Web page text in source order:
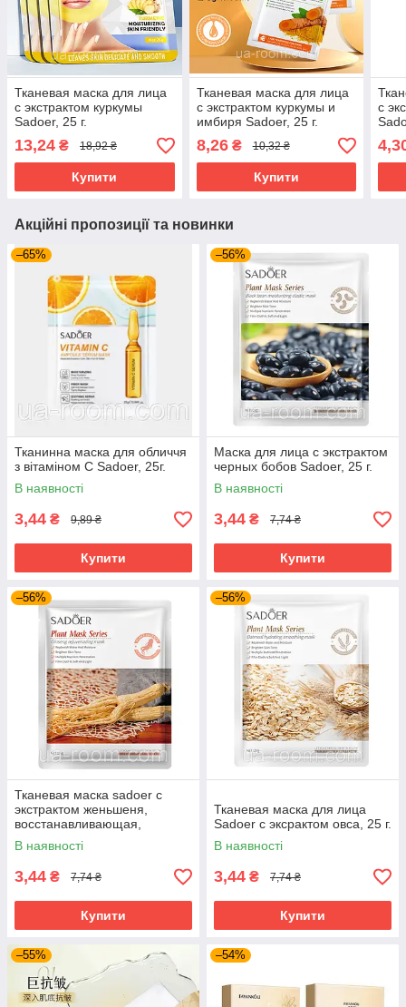
Тканевая маска для лица
с экстрактом куркумы
Sadoer, 25 г.
13,24 ₴ 18,92 ₴
Купити
Тканевая маска для лица
с экстрактом куркумы и
имбиря Sadoer, 25 г.
8,26₴ 10,32 ₴
Купити
с
Акційні пропозиції та новинки
–65%
Тканинна маска для обличчя
з вітаміном С Sadoer, 25г.
В наявності
3,44 ₴ 9,89 ₴
Купити
–56%
Маска для лица с экстрактом
черных бобов Sadoer, 25 г.
В наявності
3,44 ₴ 7,74 ₴
Купити
–56%
Тканевая маска sadoer с
экстрактом женьшеня,
восстанавливающая,
тонизирующая, 25 г.
В наявності
3,44 ₴ 7,74 ₴
Купити
–56%
Тканевая маска для лица
Sadoer с эксрактом овса, 25 г.
В наявності
3,44 ₴ 7,74 ₴
Купити
–55% –54%